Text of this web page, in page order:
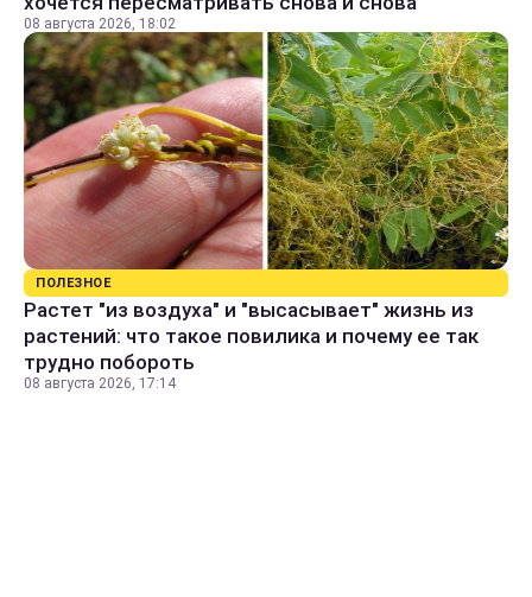
08 августа 2026, 18:02
ПОЛЕЗНОЕ
Растет "из воздуха" и "высасывает" жизнь из
растений: что такое повилика и почему ее так
трудно побороть
08 августа 2026, 17:14